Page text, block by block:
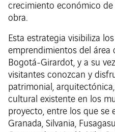
crecimiento económico
obra.
Esta estrategia visibiliza
emprendimientos del área
Bogotá-Girardot, y a su
visitantes conozcan y
patrimonial,
cultural existente en los
proyecto, entre los que se
Granada, Silvania,